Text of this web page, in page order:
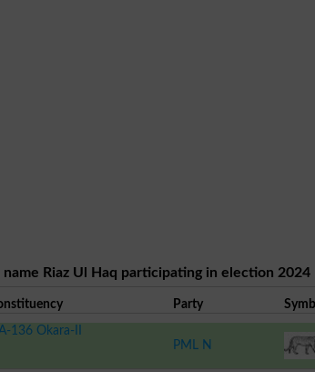
Riaz Ul Haq participating in election 2024
Party
136 Okara-II
PML N